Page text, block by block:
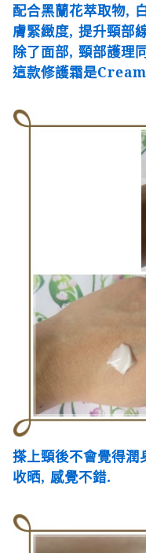
配合黑蘭花萃取物,
膚緊緻度, 提升頸部
除了面部, 頸部護理
這款修護霜是Cream
搽上頸後不會覺得潤
收晒, 感覺不錯.